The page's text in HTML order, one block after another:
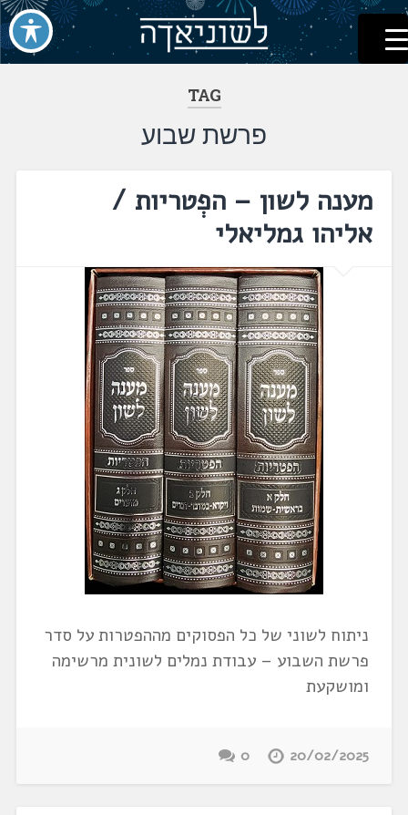
דלג
לתוכן
לשוניאדה
עברית. לשון. שפה
TAG
פרשת שבוע
מענה לשון – הפְטריות /
אליהו גמליאלי
ניתוח לשוני של כל הפסוקים מההפטרות על סדר
פרשת השבוע – עבודת נמלים לשונית מרשימה
ומושקעת
20/02/2025
0